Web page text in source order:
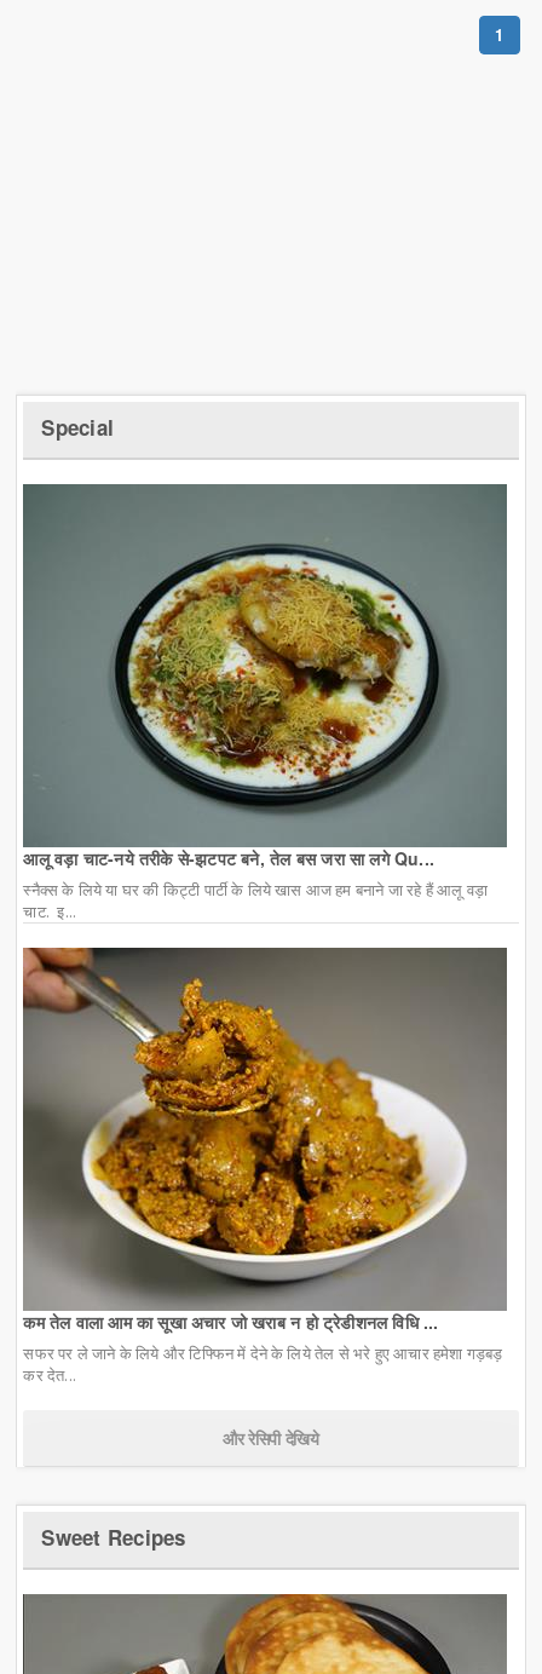
1
Special
आलू वड़ा चाट-नये तरीके से-झटपट बने, तेल बस जरा सा लगे Qu...
स्नैक्स के लिये या घर की किट्टी पार्टी के लिये खास आज हम बनाने जा रहे हैं आलू वड़ा
चाट. इ...
कम तेल वाला आम का सूखा अचार जो खराब न हो ट्रेडीशनल विधि ...
सफर पर ले जाने के लिये और टिफ्फिन में देने के लिये तेल से भरे हुए आचार हमेशा गड़बड़
कर देत...
और रेसिपी देखिये
Sweet Recipes